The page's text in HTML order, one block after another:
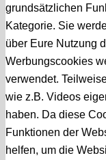
grundsätzlichen
Kategorie. Sie
über Eure Nutzung
Werbungscookies
verwendet.
wie z.B. Videos
haben. Da diese
Funktionen der
helfen, um die